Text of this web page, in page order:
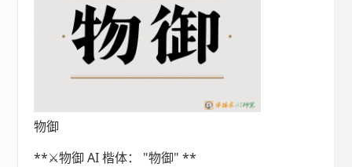
物御
**⚔️物御 AI 楷体： "物御" **